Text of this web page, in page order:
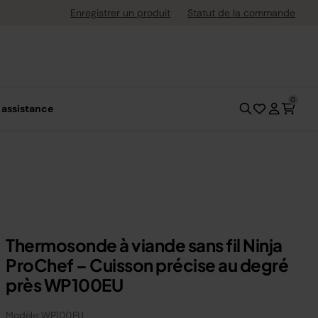
dès 40 € d'achatEnregistrer un produit Statut de la commande
0
Thermosonde à viande sans fil Ninja
ProChef – Cuisson précise au degré
près WP100EU
Modèle: WP100EU